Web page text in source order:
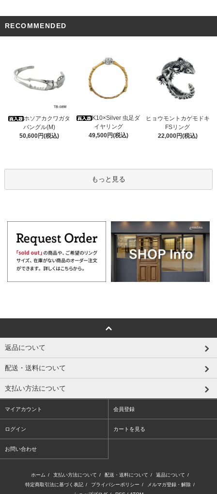
RECOMMENDED
ホソアカクワガタ
バングル(M)
50,600円(税込)
K10×Silver 虫足ダ
イヤリング
49,500円(税込)
ヒョウモントカゲモドキ
FSリング
22,000円(税込)
もっと見る
返品について
配送・送料について
支払い方法について
マイアカウント 会員登録
ログイン カートを見る
お問い合わせ
ホーム / 支払い方法について / 配送・送料について / 返品について /
特定商取引法に基づく表記 / プライバシーポリシー / メルマガ登録・解除 /